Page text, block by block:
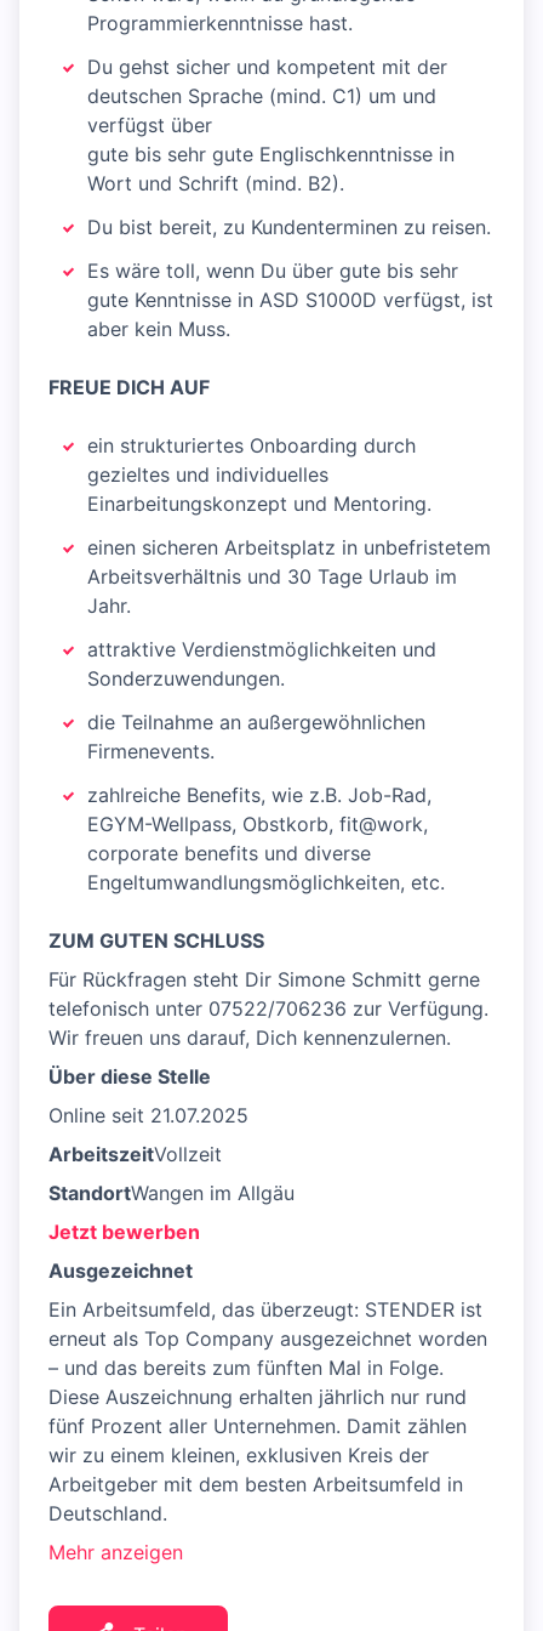
Programmierkenntnisse hast.
Du gehst sicher und kompetent mit der
deutschen Sprache (mind. C1) um und
verfügst über
gute bis sehr gute Englischkenntnisse in
Wort und Schrift (mind. B2).
Du bist bereit, zu Kundenterminen zu reisen.
Es wäre toll, wenn Du über gute bis sehr
gute Kenntnisse in ASD S1000D verfügst, ist
aber kein Muss.
FREUE DICH AUF
ein strukturiertes Onboarding durch
gezieltes und individuelles
Einarbeitungskonzept und Mentoring.
einen sicheren Arbeitsplatz in unbefristetem
Arbeitsverhältnis und 30 Tage Urlaub im
Jahr.
attraktive Verdienstmöglichkeiten und
Sonderzuwendungen.
die Teilnahme an außergewöhnlichen
Firmenevents.
zahlreiche Benefits, wie z.B. Job-Rad,
EGYM-Wellpass, Obstkorb, fit@work,
corporate benefits und diverse
Engeltumwandlungsmöglichkeiten, etc.
ZUM GUTEN SCHLUSS
Für Rückfragen steht Dir Simone Schmitt gerne
telefonisch unter 07522/706236 zur Verfügung.
Wir freuen uns darauf, Dich kennenzulernen.
Über diese Stelle
Online seit 21.07.2025
ArbeitszeitVollzeit
StandortWangen im Allgäu
Jetzt bewerben
Ausgezeichnet
Ein Arbeitsumfeld, das überzeugt: STENDER ist
erneut als Top Company ausgezeichnet worden
– und das bereits zum fünften Mal in Folge.
Diese Auszeichnung erhalten jährlich nur rund
fünf Prozent aller Unternehmen. Damit zählen
wir zu einem kleinen, exklusiven Kreis der
Arbeitgeber mit dem besten Arbeitsumfeld in
Deutschland.
Mehr anzeigen